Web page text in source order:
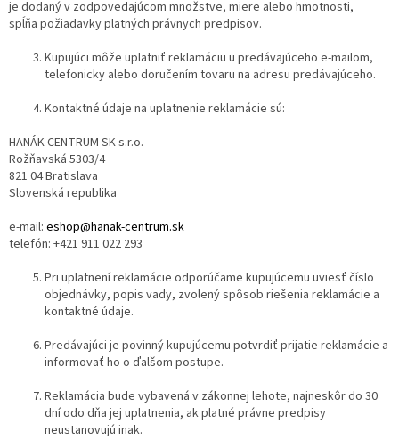
je dodaný v zodpovedajúcom množstve, miere alebo hmotnosti,
spĺňa požiadavky platných právnych predpisov.
Kupujúci môže uplatniť reklamáciu u predávajúceho e-mailom,
telefonicky alebo doručením tovaru na adresu predávajúceho.
Kontaktné údaje na uplatnenie reklamácie sú:
HANÁK CENTRUM SK s.r.o.
Rožňavská 5303/4
821 04 Bratislava
Slovenská republika
e-mail: eshop@hanak-centrum.sk
telefón: +421 911 022 293
Pri uplatnení reklamácie odporúčame kupujúcemu uviesť číslo
objednávky, popis vady, zvolený spôsob riešenia reklamácie a
kontaktné údaje.
Predávajúci je povinný kupujúcemu potvrdiť prijatie reklamácie a
informovať ho o ďalšom postupe.
Reklamácia bude vybavená v zákonnej lehote, najneskôr do 30
dní odo dňa jej uplatnenia, ak platné právne predpisy
neustanovujú inak.